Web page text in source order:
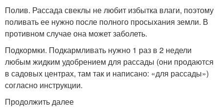
Полив. Рассада свеклы не любит избытка влаги, поэтому
поливать ее нужно после полного просыхания земли. В
противном случае она может заболеть.
Подкормки. Подкармливать нужно 1 раз в 2 недели
любым жидким удобрением для рассады (они продаются
в садовых центрах, там так и написано: «для рассады»)
согласно инструкции.
Продолжить далее